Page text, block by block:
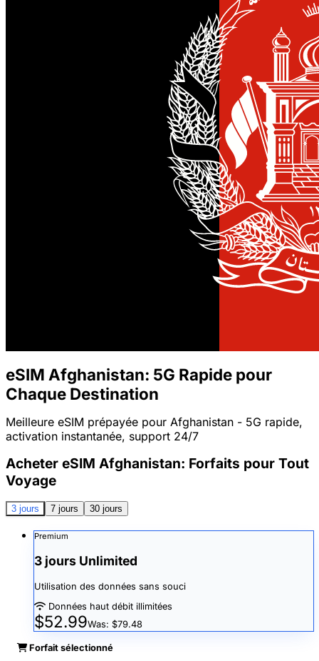
eSIM Afghanistan: 5G Rapide pour
Chaque Destination
Meilleure eSIM prépayée pour Afghanistan - 5G rapide,
activation instantanée, support 24/7
Acheter eSIM Afghanistan: Forfaits pour Tout
Voyage
3 jours 7 jours 30 jours
Premium
3 jours Unlimited
Utilisation des données sans souci
Données haut débit illimitées
$52.99Was: $79.48
Forfait sélectionné